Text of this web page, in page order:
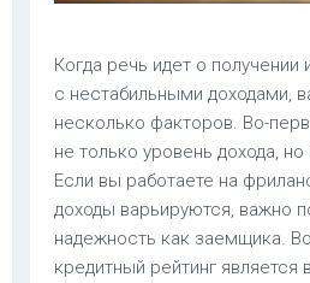
Когда речь идет о получении
с нестабильными доходами,
несколько факторов. Во-
не только уровень дохода, но
Если вы работаете на
доходы варьируются, важно
надежность как заемщика.
кредитный рейтинг